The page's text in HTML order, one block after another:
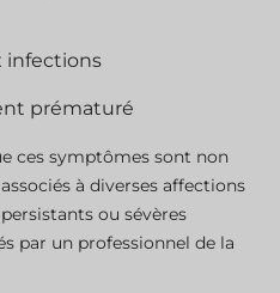
infections
prématuré
ces symptômes sont non
à diverses affections
ou sévères
par un professionnel de la